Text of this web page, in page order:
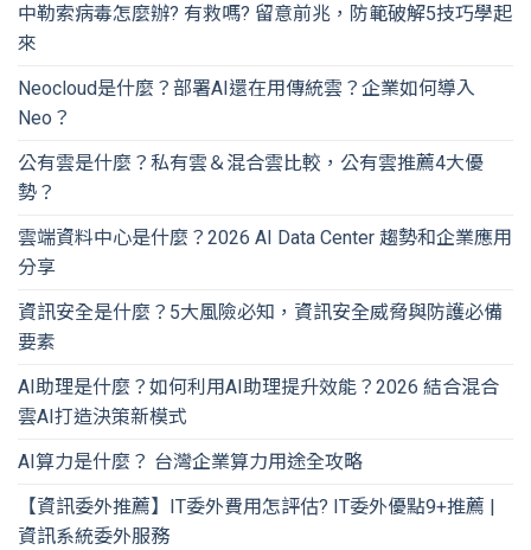
中勒索病毒怎麼辦? 有救嗎? 留意前兆，防範破解5技巧學起
來
Neocloud是什麼？部署AI還在用傳統雲？企業如何導入
Neo？
公有雲是什麼？私有雲＆混合雲比較，公有雲推薦4大優
勢？
雲端資料中心是什麼？2026 AI Data Center 趨勢和企業應用
分享
資訊安全是什麼？5大風險必知，資訊安全威脅與防護必備
要素
AI助理是什麼？如何利用AI助理提升效能？2026 結合混合
雲AI打造決策新模式
AI算力是什麼？ 台灣企業算力用途全攻略
【資訊委外推薦】IT委外費用怎評估? IT委外優點9+推薦 |
資訊系統委外服務